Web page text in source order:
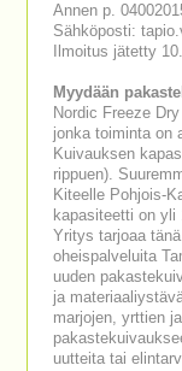
Annen p.
Sähköposti:
Ilmoitus jätetty
Myydään
Nordic Freeze
jonka toiminta on
Kuivauksen
rippuen).
Kiteelle Pohjois-
kapasiteetti on yli
Yritys tarjoaa
oheispalveluita
uuden
ja
marjojen, yrttien
uutteita tai